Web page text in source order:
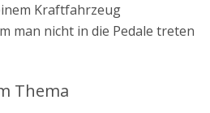
Kraftfahrzeug
man nicht in die Pedale treten
Thema